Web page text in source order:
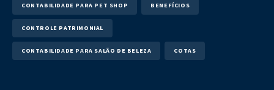
CONTABILIDADE PARA PET SHOP BENEFÍCIOS
CONTROLE PATRIMONIAL
CONTABILIDADE PARA SALÃO DE BELEZA COTAS